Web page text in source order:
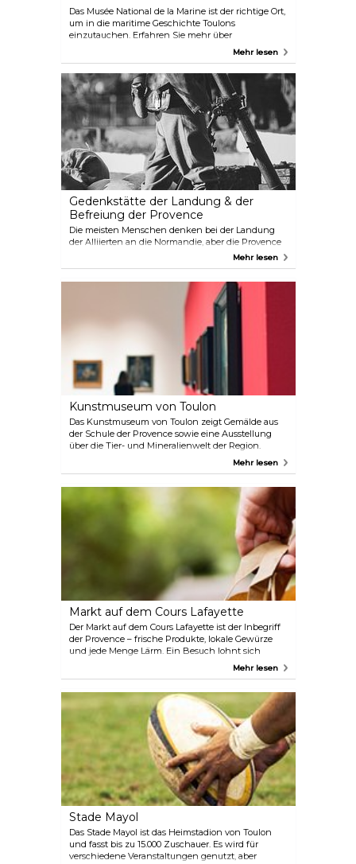
Das Musée National de la Marine ist der richtige Ort,
um in die maritime Geschichte Toulons
einzutauchen. Erfahren Sie mehr über
Galeerensklaven, Piratenangriffe unter der
Napoleon Bonaparte, der eine Schlüsselrolle bei der
Rückeroberung der Stadt von den Engländern
nach der Revolution spielte.
Mehr lesen
Gedenkstätte der Landung & der
Befreiung der Provence
Die meisten Menschen denken bei der Landung
der Alliierten an die Normandie, aber die Provence
hatte im August 1944 ihre eigene Geschichte. Diese
Gedenkstätte erzählt die Geschichte von der
sich für Geschichte interessieren, ist es einen
Mehr lesen
Kunstmuseum von Toulon
Das Kunstmuseum von Toulon zeigt Gemälde aus
der Schule der Provence sowie eine Ausstellung
über die Tier- und Mineralienwelt der Region.
Mehr lesen
Markt auf dem Cours Lafayette
Der Markt auf dem Cours Lafayette ist der Inbegriff
der Provence – frische Produkte, lokale Gewürze
und jede Menge Lärm. Ein Besuch lohnt sich
schon allein wegen der Gerüche, Aromen und der
Mehr lesen
Stade Mayol
Das Stade Mayol ist das Heimstadion von Toulon
und fasst bis zu 15.000 Zuschauer. Es wird für
verschiedene Veranstaltungen genutzt, aber